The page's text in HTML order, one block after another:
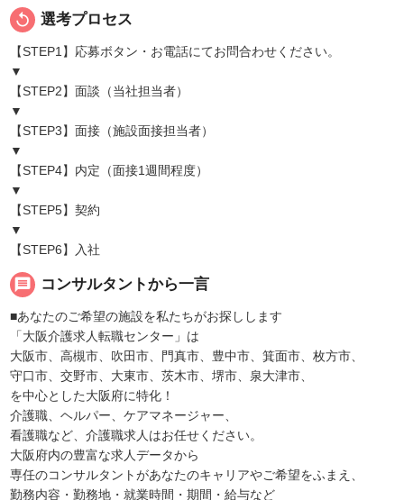
replay 選考プロセス
【STEP1】応募ボタン・お電話にてお問合わせください。
▼
【STEP2】面談（当社担当者）
▼
【STEP3】面接（施設面接担当者）
▼
【STEP4】内定（面接1週間程度）
▼
【STEP5】契約
▼
【STEP6】入社
message コンサルタントから一言
■あなたのご希望の施設を私たちがお探しします
「大阪介護求人転職センター」は
大阪市、高槻市、吹田市、門真市、豊中市、箕面市、枚方市、
守口市、交野市、大東市、茨木市、堺市、泉大津市、
を中心とした大阪府に特化！
介護職、ヘルパー、ケアマネージャー、
看護職など、介護職求人はお任せください。
大阪府内の豊富な求人データから
専任のコンサルタントがあなたのキャリアやご希望をふまえ、
勤務内容・勤務地・就業時間・期間・給与など